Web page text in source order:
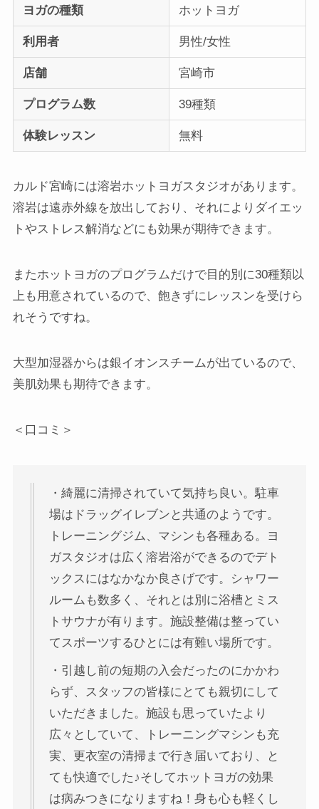
ヨガの種類 ホットヨガ
利用者 男性/女性
店舗 宮崎市
プログラム数 39種類
体験レッスン 無料
カルド宮崎には溶岩ホットヨガスタジオがあります。
溶岩は遠赤外線を放出しており、それによりダイエッ
トやストレス解消などにも効果が期待できます。
またホットヨガのプログラムだけで目的別に30種類以
上も用意されているので、飽きずにレッスンを受けら
れそうですね。
大型加湿器からは銀イオンスチームが出ているので、
美肌効果も期待できます。
＜口コミ＞
・綺麗に清掃されていて気持ち良い。駐車
場はドラッグイレブンと共通のようです。
トレーニングジム、マシンも各種ある。ヨ
ガスタジオは広く溶岩浴ができるのでデト
ックスにはなかなか良さげです。シャワー
ルームも数多く、それとは別に浴槽とミス
トサウナが有ります。施設整備は整ってい
てスポーツするひとには有難い場所です。
・引越し前の短期の入会だったのにかかわ
らず、スタッフの皆様にとても親切にして
いただきました。施設も思っていたより
広々としていて、トレーニングマシンも充
実、更衣室の清掃まで行き届いており、と
ても快適でした♪そしてホットヨガの効果
は病みつきになりますね！身も心も軽くし